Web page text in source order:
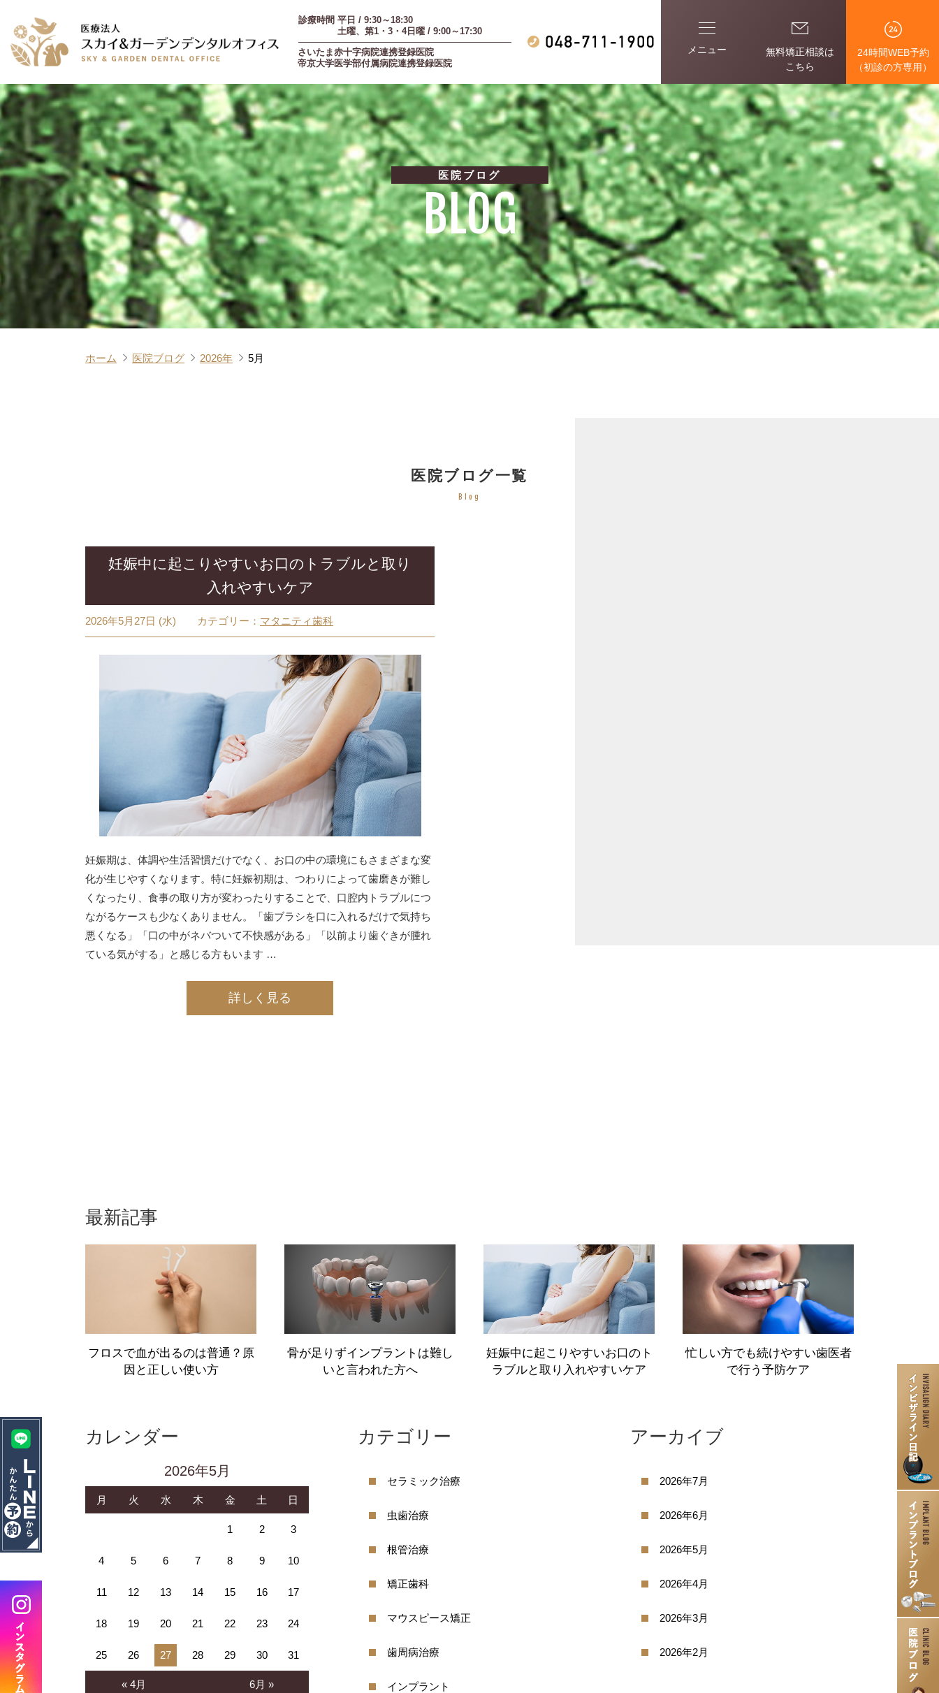
診療時間 平日 / 9:30～18:30
土曜、第1・3・4日曜 / 9:00～17:30
さいたま赤十字病院連携登録医院
帝京大学医学部付属病院連携登録医院
メニュー
無料矯正相談は
こちら
24時間WEB予約
（初診の方専用）
院長＆スタッフ紹介
GALLERY
FLOW
ABOUT
医院案内・アクセス
料金表
BRANCH
TREATMENT
診療案内
虫歯治療
審美歯科治療（詰め物・被せ物）
小児歯科・小児矯正
インプラント
口腔外科
ボトックス治療
医院ブログ
BLOG
ホーム 医院ブログ 2026年 5月
医院ブログ一覧
Blog
妊娠中に起こりやすいお口のトラブルと取り
入れやすいケア
2026年5月27日 (水) カテゴリー： マタニティ歯科
妊娠期は、体調や生活習慣だけでなく、お口の中の環境にもさまざまな変
化が生じやすくなります。特に妊娠初期は、つわりによって歯磨きが難し
くなったり、食事の取り方が変わったりすることで、口腔内トラブルにつ
ながるケースも少なくありません。「歯ブラシを口に入れるだけで気持ち
悪くなる」「口の中がネバついて不快感がある」「以前より歯ぐきが腫れ
ている気がする」と感じる方もいます …
詳しく見る
カレンダー
2026年5月
月 火 水 木 金 土 日
« 4月 6月 »
1 2 3
4 5 6 7 8 9 10
11 12 13 14 15 16 17
18 19 20 21 22 23 24
25 26 27 28 29 30 31
最新記事
フロスで血が出るのは普通？原
因と正しい使い方
骨が足りずインプラントは難し
いと言われた方へ
妊娠中に起こりやすいお口のト
ラブルと取り入れやすいケア
忙しい方でも続けやすい歯医者
で行う予防ケア
カテゴリー
セラミック治療
虫歯治療
根管治療
矯正歯科
マウスピース矯正
歯周病治療
インプラント
アーカイブ
2026年7月
2026年6月
2026年5月
2026年4月
2026年3月
2026年2月